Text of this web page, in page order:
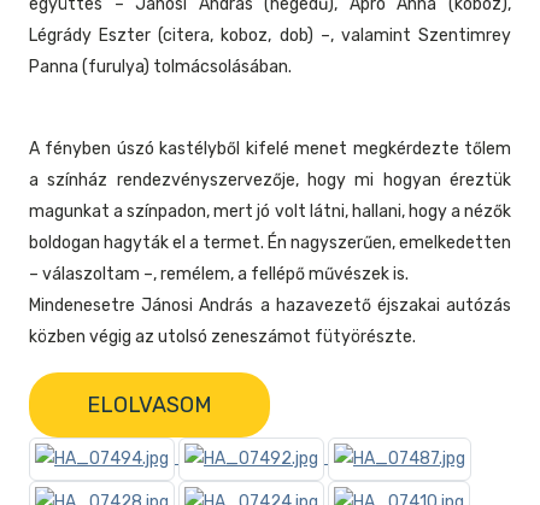
Légrády Eszter (citera, koboz, dob) –, valamint Szentimrey
Panna (furulya) tolmácsolásában.
A fényben úszó kastélyből kifelé menet megkérdezte tőlem
a színház rendezvényszervezője, hogy mi hogyan éreztük
magunkat a színpadon, mert jó volt látni, hallani, hogy a nézők
boldogan hagyták el a termet. Én nagyszerűen, emelkedetten
– válaszoltam –, remélem, a fellépő művészek is.
Mindenesetre Jánosi András a hazavezető éjszakai autózás
közben végig az utolsó zeneszámot fütyörészte.
ELOLVASOM